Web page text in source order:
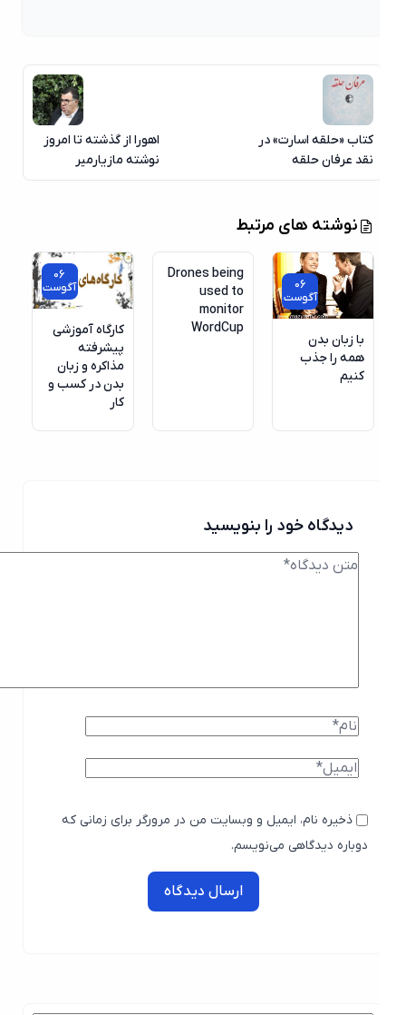
کتاب «حلقه اسارت» در
نقد عرفان حلقه
اهورا از گذشته تا امروز
نوشته مازیارمیر
نوشته های مرتبط
06
آگوست
با زبان بدن
همه را جذب
Drones being
used to
monitor
WordCup
06
آگوست
کارگاه آموزشی
پیشرفته
مذاکره و زبان
بدن در کسب و
دیدگاه خود را بنویسید
ذخیره نام، ایمیل و وبسایت من در مرورگر برای زمانی که
دوباره دیدگاهی می‌نویسم.
ارسال دیدگاه